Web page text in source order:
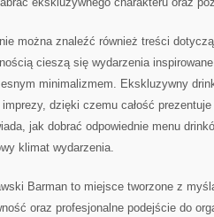
można znaleźć również treści
cieszą się wydarzenia
minimalizmem. Ekskluzywny
imprezy, dzięki czemu całość
jak dobrać odpowiednie menu
klimat wydarzenia.
Barman to miejsce tworzone z
oraz profesjonalne podejście do